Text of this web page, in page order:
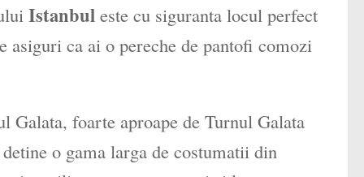
Istanbul este cu siguranta locul perfect
ca ai o pereche de pantofi comozi
foarte aproape de Turnul Galata
o gama larga de costumatii din